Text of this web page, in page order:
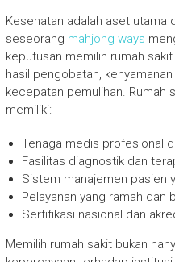
Kesehatan adalah aset utama
seseorang mahjong ways
keputusan memilih rumah
hasil pengobatan,
kecepatan pemulihan. Rumah
memiliki:
Tenaga medis profesional
Fasilitas diagnostik dan
Sistem manajemen pasien
Pelayanan yang ramah dan
Sertifikasi nasional dan
Memilih rumah sakit bukan